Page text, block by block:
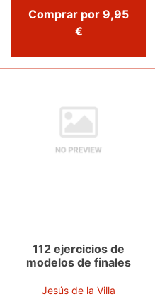
Comprar por 9,95
€
112 ejercicios de
modelos de finales
Jesús de la Villa